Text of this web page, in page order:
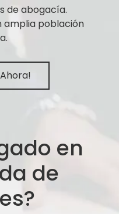
de abogacía.
amplia población
en
de